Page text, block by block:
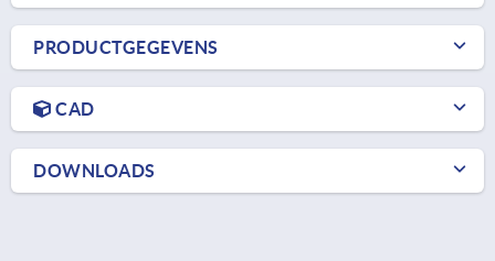
PRODUCTGEGEVENS
CAD
DOWNLOADS